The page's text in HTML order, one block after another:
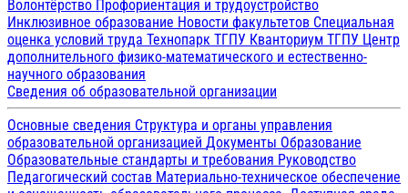
Волонтёрство Профориентация и трудоустройство
Инклюзивное образование Новости факультетов Специальная
оценка условий труда Технопарк ТГПУ Кванториум ТГПУ Центр
дополнительного физико-математического и естественно-
научного образования
Сведения об образовательной организации
Основные сведения Структура и органы управления
образовательной организацией Документы Образование
Образовательные стандарты и требования Руководство
Педагогический состав Материально-техническое обеспечение